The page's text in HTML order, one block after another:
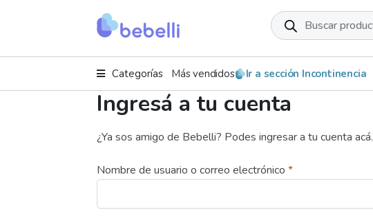
Products
search
Categorías Más vendidos Ir a sección Incontinencia
Ingresá a tu cuenta
¿Ya sos amigo de Bebelli? Podes ingresar a tu cuenta acá.
Nombre de usuario o correo electrónico*